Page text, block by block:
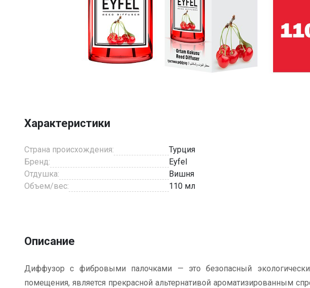
1
Характеристики
Страна происхождения:
Турция
Бренд:
Eyfel
Отдушка:
Вишня
Объем/вес:
110 мл
Описание
Диффузор с фибровыми палочками — это безопасный
помещения, является прекрасной альтернативой ароматизированным